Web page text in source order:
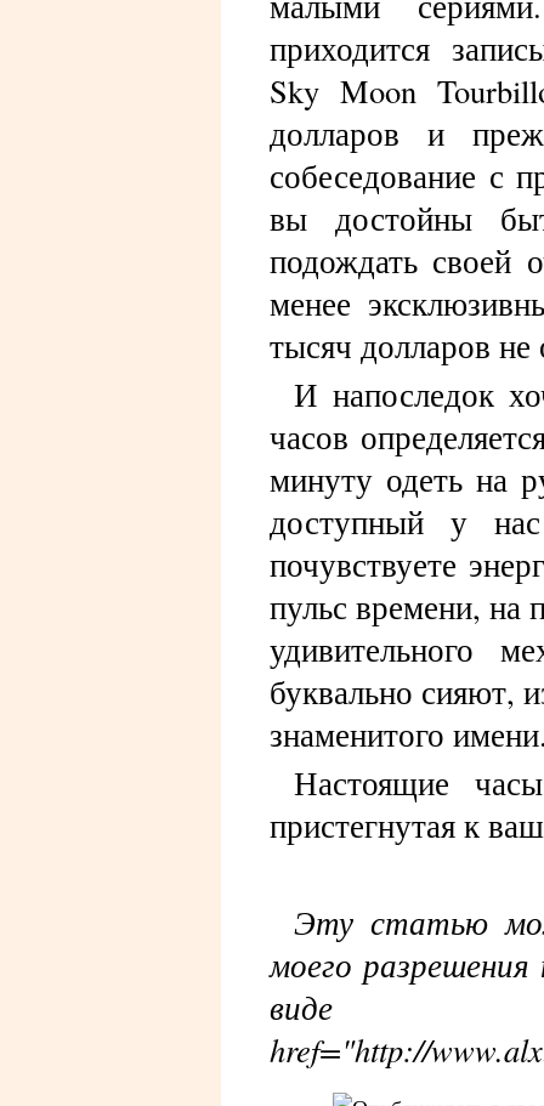
приходится
Sky Moon
долларов и
собеседование с
вы достойны
подождать своей
менее
тысяч долларов не
И напоследок
часов
минуту одеть на
доступный у
почувствуете
пульс времени, на
удивительного
буквально сияют,
знаменитого
Настоящие
пристегнутая к
Эту статью
моего разрешения
виде
href="http://